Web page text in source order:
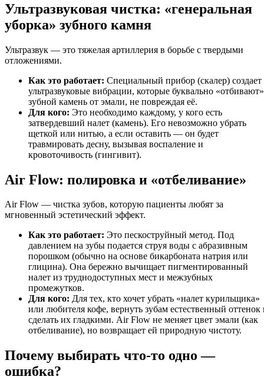
Ультразвуковая чистка: «генеральная
уборка» зубного камня
Ультразвук — это тяжелая артиллерия в борьбе с твердыми
отложениями.
Как это работает: Специальный прибор (скалер) создает
ультразвуковые вибрации, которые буквально «отбивают»
зубной камень от эмали, не повреждая её.
Для кого: Это необходимо каждому, у кого есть
затвердевший налет (камень). Его невозможно убрать
щеткой или нитью, а если оставить — он будет
травмировать десну, вызывая воспаление и
кровоточивость (гингивит).
Air Flow: полировка и «отбеливание»
Air Flow — чистка зубов, которую пациенты любят за
мгновенный эстетический эффект.
Как это работает: Это пескоструйный метод. Под
давлением на зубы подается струя воды с абразивным
порошком (обычно на основе бикарбоната натрия или
глицина). Она бережно вычищает пигментированный
налет из труднодоступных мест и межзубных
промежутков.
Для кого: Для тех, кто хочет убрать «налет курильщика»
или любителя кофе, вернуть зубам естественный оттенок
сделать их гладкими. Air Flow не меняет цвет эмали (как
отбеливание), но возвращает ей природную чистоту.
Почему выбирать что-то одно —
ошибка?